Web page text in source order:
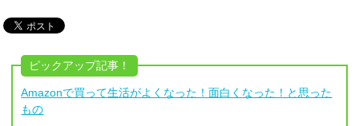
ピックアップ記事！
Amazonで買って生活がよくなった！面白くなった！と思った
もの